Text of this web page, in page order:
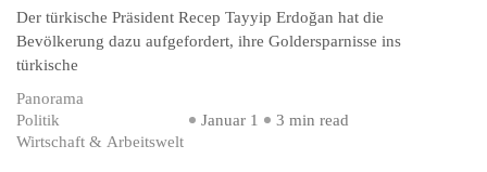
Der türkische Präsident Recep Tayyip Erdoğan hat die
Bevölkerung dazu aufgefordert, ihre Goldersparnisse ins
türkische
Panorama
Politik
Wirtschaft & Arbeitswelt
Januar 1 3 min read